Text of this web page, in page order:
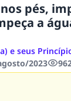
pés,
a
e seus
2023